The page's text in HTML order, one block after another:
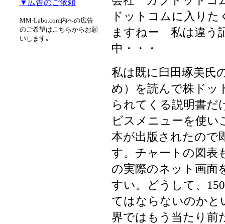
▼広告のご依頼
MM-Labo.com内への広告
のご希望はこちらからお願
いします｡
ドットコムに入り
ますねー 私は違う
中・・・
私は既に臼田琢美氏
め）を読んで株ドッ
られてくる説明書だ
ビスメニューを使
本が出版されたので
す。チャートの図表
の実際のネット画面
すい。どうして、
てはならないのかと
界ではもう当たり前